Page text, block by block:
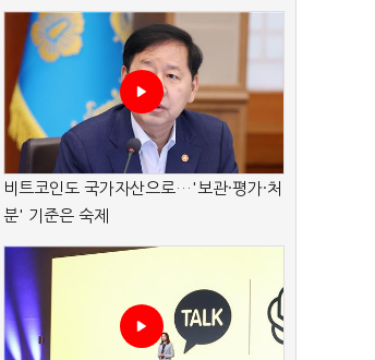
비트코인도 국가자산으로…'보관·평가·처
분' 기준은 숙제